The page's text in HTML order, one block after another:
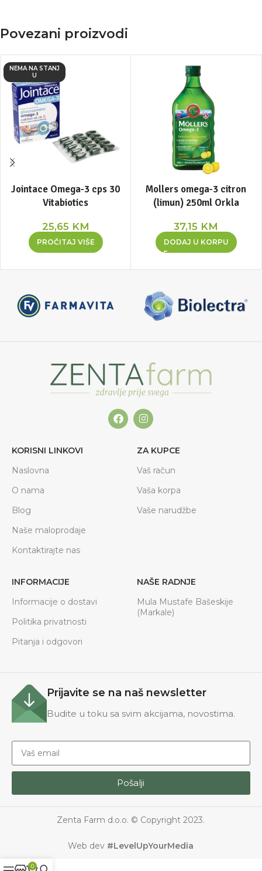
Povezani proizvodi
NEMA NA STANJ
U
Jointace Omega-3 cps 30
Vitabiotics
25,65 KM
PROČITAJ VIŠE
Mollers omega-3 citron
(limun) 250ml Orkla
37,15 KM
DODAJ U KORPU
KORISNI LINKOVI
Naslovna
O nama
Blog
Naše maloprodaje
Kontaktirajte nas
ZA KUPCE
Vaš račun
Vaša korpa
Vaše narudžbe
INFORMACIJE
Informacije o dostavi
Politika privatnosti
Pitanja i odgovori
NAŠE RADNJE
Mula Mustafe Bašeskije
(Markale)
Prijavite se na naš newsletter
Budite u toku sa svim akcijama, novostima.
Pošalji
Zenta Farm d.o.o. © Copyright 2023.
Web dev #LevelUpYourMedia
0